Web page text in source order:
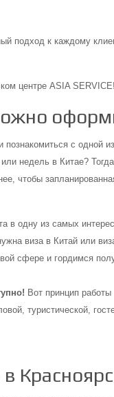
подход к каждому
центре ASIA SERVICE!
познакомиться с одной
недель в Китае?
чтобы
в одну из самых
виза в Китай или
сфере и гордимся
Вот принцип
туристической,